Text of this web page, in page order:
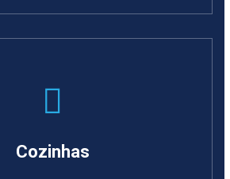
Cozinhas
SABER MAIS